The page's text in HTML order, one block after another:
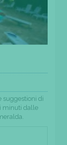
suggestioni di
minuti dalle